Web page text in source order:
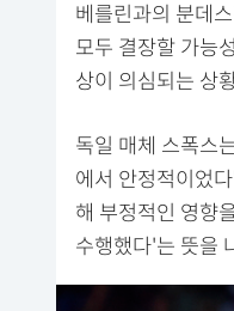
베를린과의 분데
모두 결장할 가능
상이 의심되는 상
독일 매체 스폭스
에서 안정적이었
해 부정적인 영향
수행했다'는 뜻을